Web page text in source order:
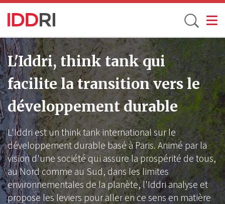
Aller
au
contenu
principal
Toggle
L'Iddri, think tank qui
facilite la transition vers le
développement durable
L'Iddri est un think tank international sur le
développement durable basé à Paris. Animé par la
vision d'une société qui assure la prospérité de tous,
au Nord comme au Sud, dans les limites
environnementales de la planète, l'Iddri analyse et
propose les leviers pour aller en ce sens en matière